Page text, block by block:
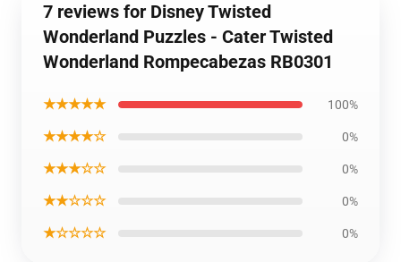
7 reviews for Disney Twisted
Wonderland Puzzles - Cater Twisted
Wonderland Rompecabezas RB0301
★★★★★ 100%
★★★★☆ 0%
★★★☆☆ 0%
★★☆☆☆ 0%
★☆☆☆☆ 0%